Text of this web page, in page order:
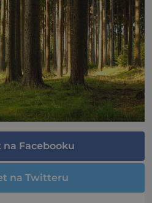
na Facebooku
na Twitteru